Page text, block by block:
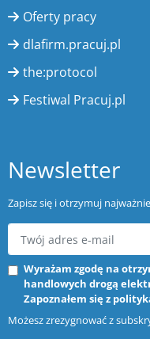
Oferty pracy
dlafirm.pracuj.pl
the:protocol
Festiwal Pracuj.pl
Newsletter
Zapisz się i otrzymuj
Wyrażam zgodę na
handlowych drogą
Zapoznałem się z
Możesz zrezygnować z